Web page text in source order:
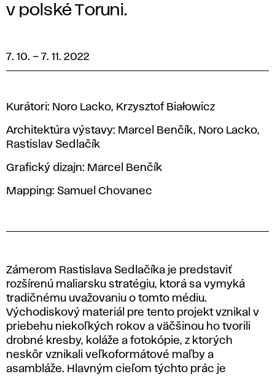
v polské Toruni.
7. 10. – 7. 11. 2022
Kurátori: Noro Lacko, Krzysztof Białowicz
Architektúra výstavy: Marcel Benčík, Noro Lacko,
Rastislav Sedlačík
Grafický dizajn: Marcel Benčík
Mapping: Samuel Chovanec
Zámerom Rastislava Sedlačíka je predstaviť
rozšírenú maliarsku stratégiu, ktorá sa vymyká
tradičnému uvažovaniu o tomto médiu.
Východiskový materiál pre tento projekt vznikal v
priebehu niekoľkých rokov a väčšinou ho tvorili
drobné kresby, koláže a fotokópie, z ktorých
neskôr vznikali veľkoformátové maľby a
asambláže. Hlavným cieľom týchto prác je